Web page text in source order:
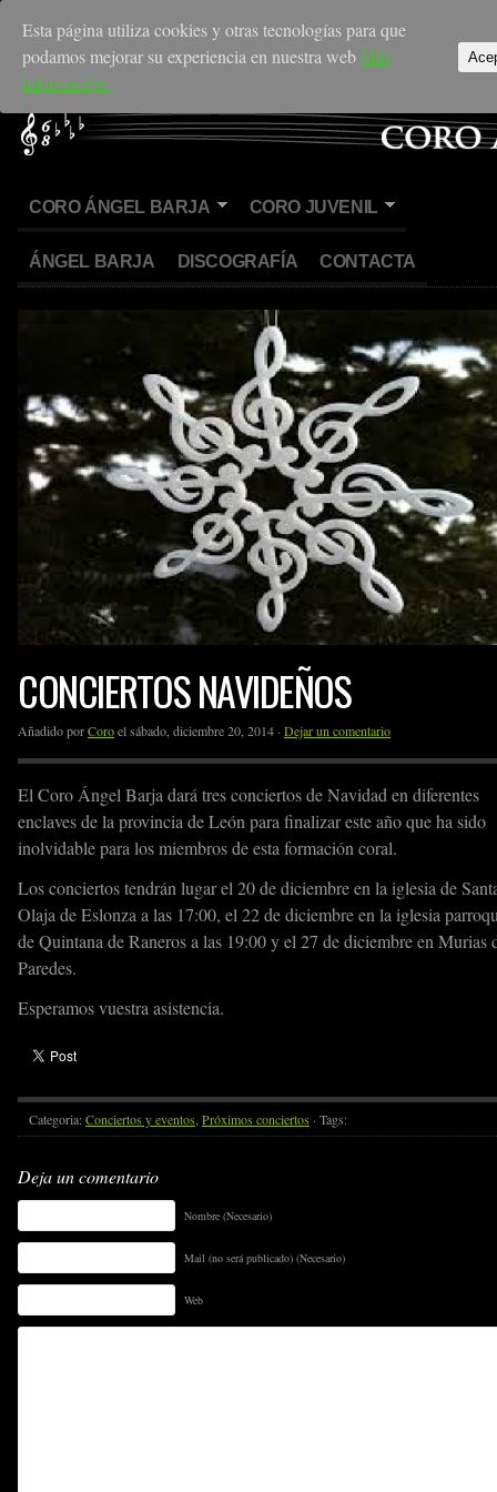
CORO ÁNGEL BARJA CORO JUVENIL
ÁNGEL BARJA DISCOGRAFÍA CONTACTA
CONCIERTOS NAVIDEÑOS
Añadido porCoroel sábado, diciembre 20, 2014 · Dejar un comentario
El Coro Ángel Barja dará tres conciertos de Navidad en diferentes
enclaves de la provincia de León para finalizar este año que ha sido
inolvidable para los miembros de esta formación coral.
Los conciertos tendrán lugar el 20 de diciembre en la iglesia de
Olaja de Eslonza a las 17:00, el 22 de diciembre en la iglesia
de Quintana de Raneros a las 19:00 y el 27 de diciembre en Murias
Paredes.
Esperamos vuestra asistencia.
Categoria:Conciertos y eventos Próximos conciertos · Tags:
Deja un comentario
Nombre (Necesario)
Mail (no será publicado) (Necesario)
Web
Esta página utiliza cookies y otras tecnologías para que
podamos mejorar su experiencia en nuestra webMás
información.